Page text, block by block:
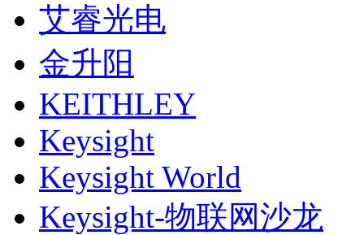
艾睿光电
金升阳
KEITHLEY
Keysight
Keysight World
Keysight-物联网沙龙